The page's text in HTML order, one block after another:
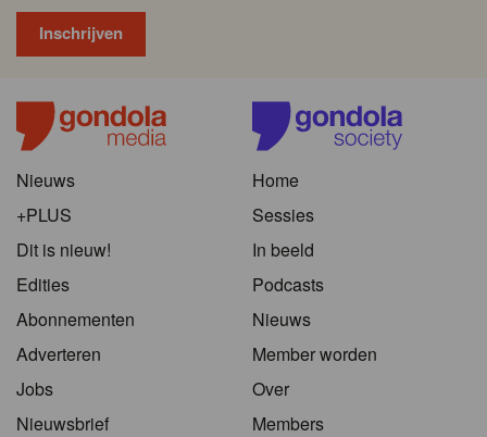
Nieuws
+PLUS
Dit is nieuw!
Edities
Abonnementen
Adverteren
Jobs
Nieuwsbrief
Home
Sessies
In beeld
Podcasts
Nieuws
Member worden
Over
Members